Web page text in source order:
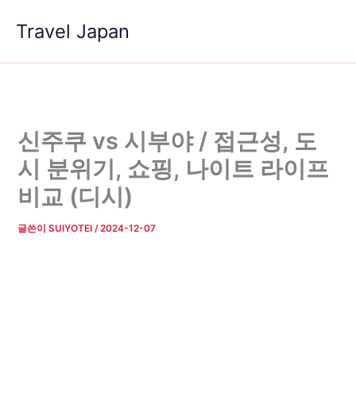
로
Travel Japan
신주쿠 vs 시부야 / 접근성, 도
시 분위기, 쇼핑, 나이트 라이프
비교 (디시)
글쓴이SUIYOTEI/2024-12-07